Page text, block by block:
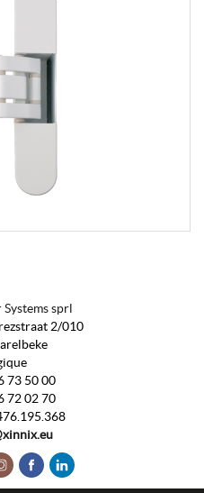
sprl
2/010
73 50 00
72 02 70